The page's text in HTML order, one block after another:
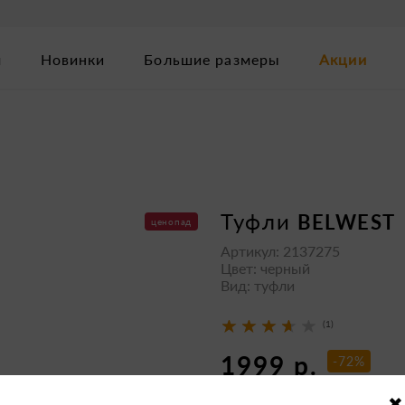
Новинки Большие размеры Акции
ценопад туфли BELWEST
Артикул: 2137275
Цвет: черный
Вид: туфли
(1)
1999 р. -72%